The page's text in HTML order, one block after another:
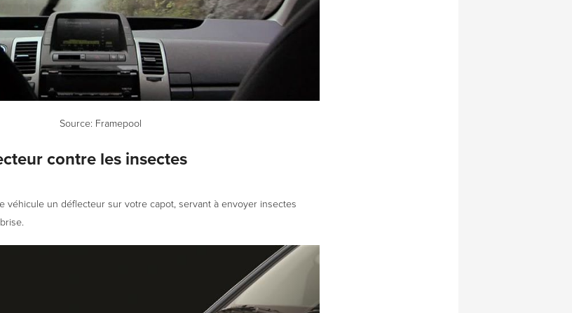
Source: Framepool
contre les insectes
véhicule un déflecteur sur votre capot, servant à envoyer insectes